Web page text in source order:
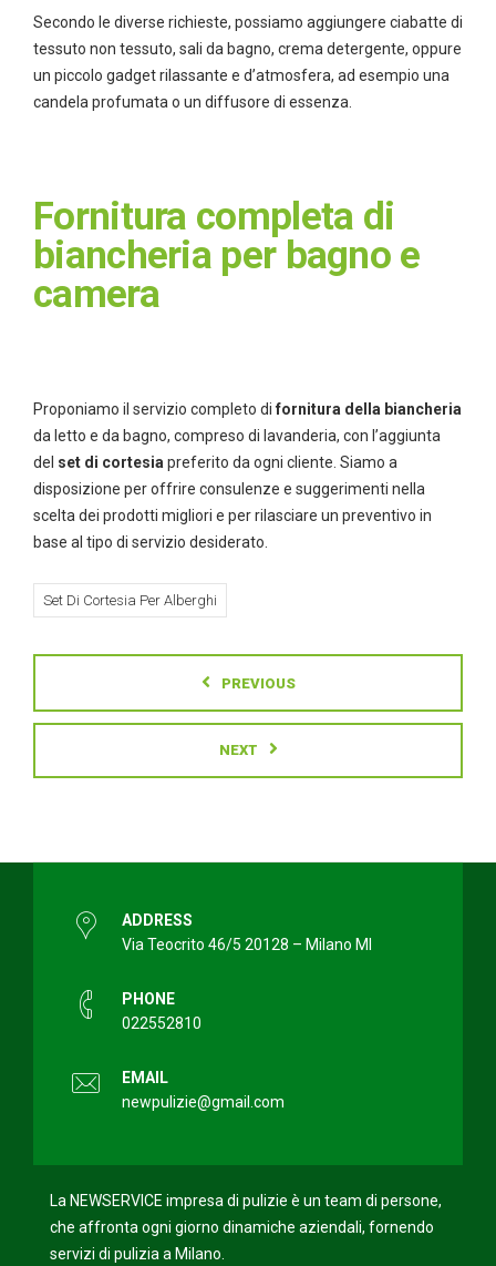
Secondo le diverse richieste, possiamo aggiungere ciabatte di
tessuto non tessuto, sali da bagno, crema detergente, oppure
un piccolo gadget rilassante e d’atmosfera, ad esempio una
candela profumata o un diffusore di essenza.
Fornitura completa di
biancheria per bagno e
camera
Proponiamo il servizio completo di fornitura della biancheria
da letto e da bagno, compreso di lavanderia, con l’aggiunta
del set di cortesiapreferito da ogni cliente. Siamo a
disposizione per offrire consulenze e suggerimenti nella
scelta dei prodotti migliori e per rilasciare un preventivo in
base al tipo di servizio desiderato.
Set Di Cortesia Per Alberghi
PREVIOUS
NEXT
ADDRESS
Via Teocrito 46/5 20128 – Milano MI
PHONE
022552810
EMAIL
newpulizie@gmail.com
La NEWSERVICE impresa di pulizie è un team di persone,
che affronta ogni giorno dinamiche aziendali, fornendo
servizi di pulizia a Milano.